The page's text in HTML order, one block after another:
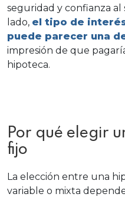
seguridad y confianza
lado, el tipo de
puede parecer una
impresión de que
hipoteca.
Por qué elegir
fijo
La elección entre una
variable o mixta